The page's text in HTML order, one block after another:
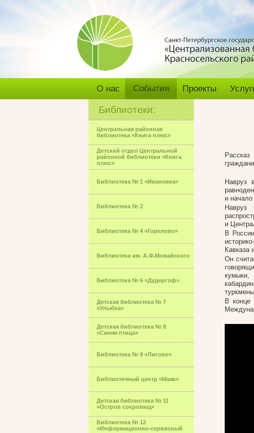
О нас События Проекты
Библиотеки:
Центральная районная
библиотека «Книга плюс»
Детский отдел Центральной
районной библиотеки «Книга
плюс»
Библиотека № 1 «Ивановка»
Библиотека № 2
Библиотека № 4 «Горелово»
Библиотека им. А.Ф.Можайского
Библиотека № 6 «Дудергоф»
Детская библиотека № 7
«Улыбка»
Детская библиотека № 8
«Синяя птица»
Библиотека № 9 «Лигово»
Библиотечный центр «Маяк»
Детская библиотека № 11
«Остров сокровищ»
Библиотека № 12
«Информационно-сервисный
Навруз
и
Навруз
и
В
Кавказа
Он
кумыки,
В конце